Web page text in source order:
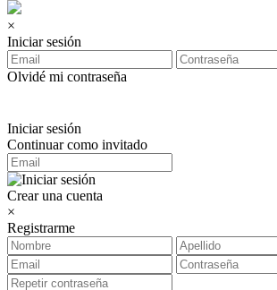
×
Iniciar sesión
Olvidé mi contraseña
Iniciar sesión
Continuar como invitado
Crear una cuenta
×
Registrarme